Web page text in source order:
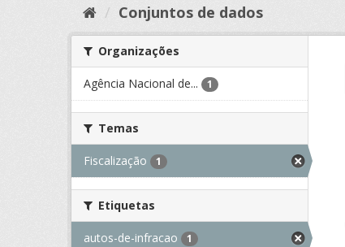
Conjuntos de dados
Organizações
Agência Nacional de... 1
Temas
Fiscalização 1
Etiquetas
autos-de-infracao 1